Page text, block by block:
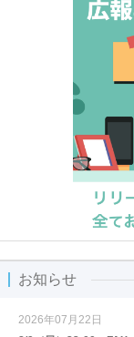
お知らせ
2026年07月22日